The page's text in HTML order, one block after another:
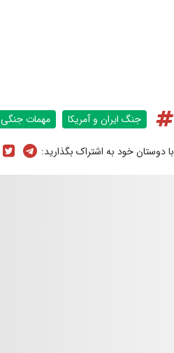
جنگ ایران و آمریکا مهمات جنگی
با دوستان خود به اشتراک بگذارید: